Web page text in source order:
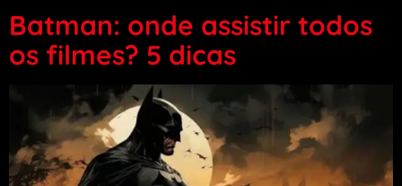
Batman: onde assistir todos
os filmes? 5 dicas